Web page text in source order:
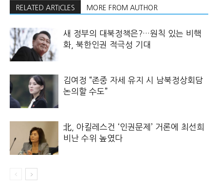
RELATED ARTICLES MORE FROM AUTHOR
새 정부의 대북정책은?…원칙 있는 비핵
화, 북한인권 적극성 기대
김여정 “존중 자세 유지 시 남북정상회담
논의할 수도”
北, 아킬레스건 ‘인권문제’ 거론에 최선희
비난 수위 높였다